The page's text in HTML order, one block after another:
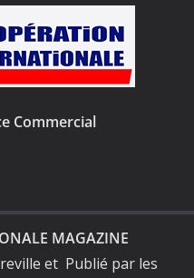
Commercial
MAGAZINE
et Publié par les